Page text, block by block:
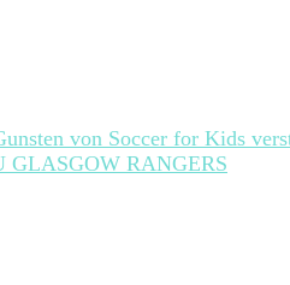
von Soccer for Kids
GLASGOW RANGERS